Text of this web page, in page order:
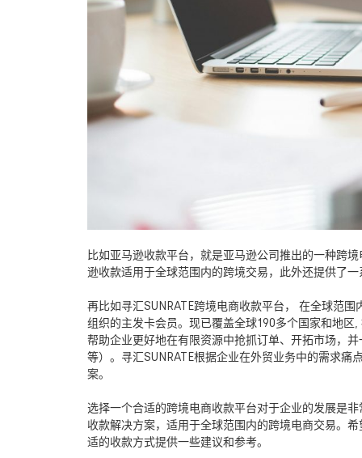
比如亚马逊收款平台，就是亚马逊公司推出的一种跨
逊收款适用于全球范围内的跨境交易，此外还提供了
再比如寻汇SUNRATE跨境电商收款平台， 在全球范围
组织的主发卡会员。现已覆盖全球190多个国家和地区,
帮助企业更好地在有限资源中抢抓订单、开拓市场，
等）。寻汇SUNRATE根据企业在外贸业务中的需求痛
案。
选择一个合适的跨境电商收款平台对于企业的发展是
收款解决方案，适用于全球范围内的跨境电商交易。
适的收款方式提供一些建议和参考。